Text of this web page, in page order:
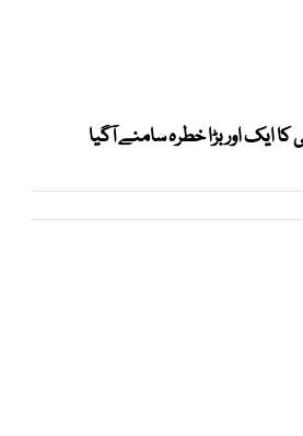
ایک اور بڑا خطرہ سامنے آگیا